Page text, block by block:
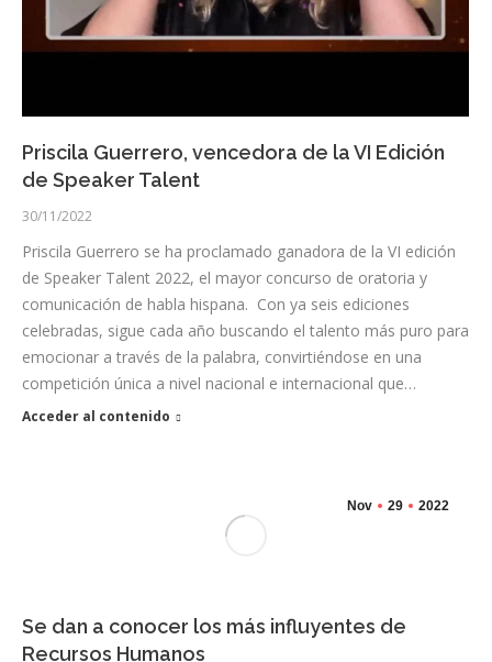
Priscila Guerrero, vencedora de la VI Edición
de Speaker Talent
30/11/2022
Priscila Guerrero se ha proclamado ganadora de la VI edición
de Speaker Talent 2022, el mayor concurso de oratoria y
comunicación de habla hispana. Con ya seis ediciones
celebradas, sigue cada año buscando el talento más puro para
emocionar a través de la palabra, convirtiéndose en una
competición única a nivel nacional e internacional que…
Acceder al contenido
Nov 29 2022
Se dan a conocer los más influyentes de
Recursos Humanos